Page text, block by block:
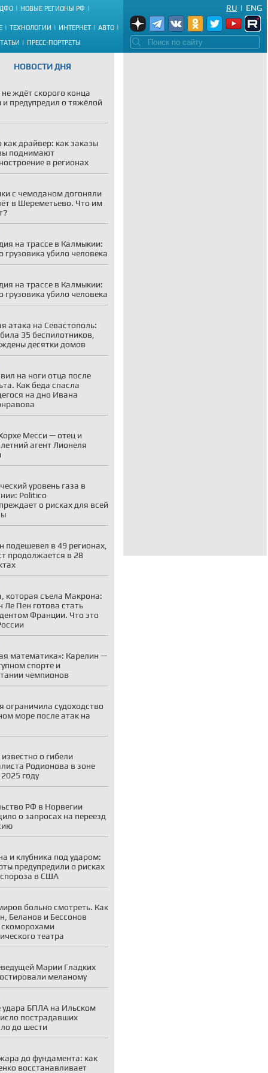
ДФО НОВЫЕ РЕГИОНЫ РФ
ТЕХНОЛОГИИ ИНТЕРНЕТ АВТО
ПРЕСС-ПОРТРЕТЫ
ENG
|
RU
НОВОСТИ ДНЯ
не ждёт скорого конца
и предупредил о тяжёлой
как драйвер: как заказы
поднимают
в регионах
с чемоданом догоняли
в Шереметьево. Что им
на трассе в Калмыкии:
грузовика убило человека
на трассе в Калмыкии:
грузовика убило человека
атака на Севастополь:
35 беспилотников,
десятки домов
на ноги отца после
Как беда спасла
на дно Ивана
Месси — отец и
агент Лионеля
уровень газа в
Politico
о рисках для всей
подешевел в 49 регионах,
продолжается в 28
которая съела Макрона:
Ле Пен готова стать
Франции. Что это
математика»: Карелин —
спорте и
чемпионов
ограничила судоходство
море после атак на
о гибели
Родионова в зоне
году
РФ в Норвегии
о запросах на переезд
и клубника под ударом:
предупредили о рисках
в США
больно смотреть. Как
Беланов и Бессонов
скоморохами
театра
Марии Гладких
меланому
удара БПЛА на Ильском
пострадавших
до шести
до фундамента: как
восстанавливает